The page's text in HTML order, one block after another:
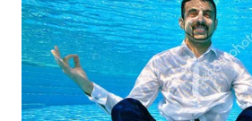
BORNEO
Wahana
Media
Group